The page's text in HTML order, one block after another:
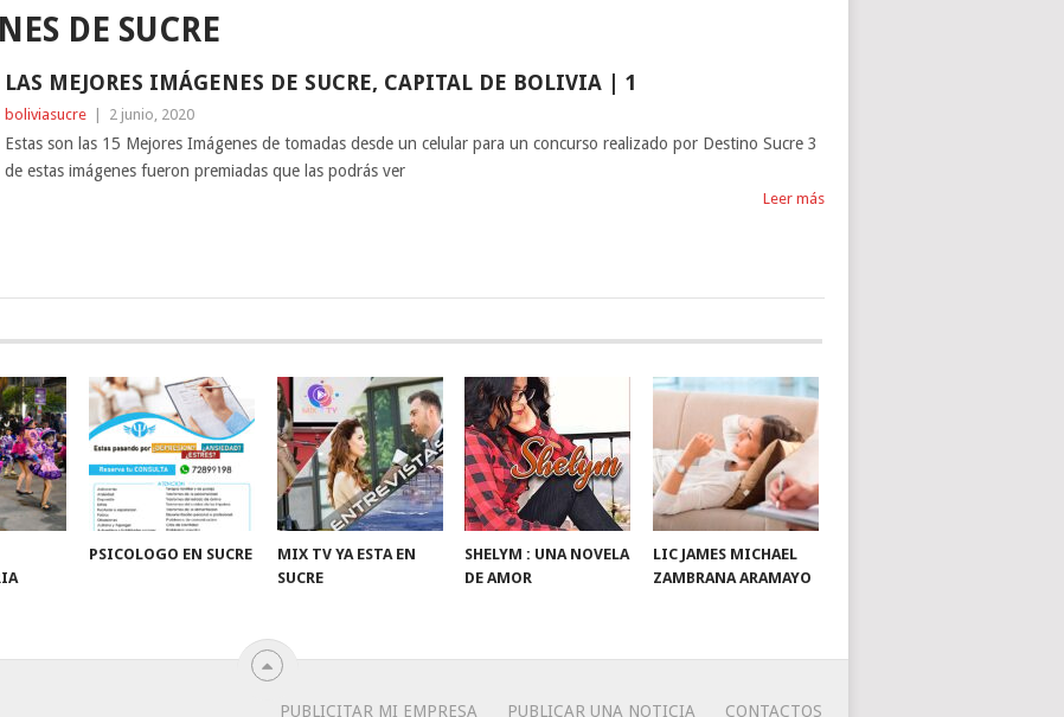
DE SUCRE
LAS MEJORES IMÁGENES DE SUCRE, CAPITAL DE BOLIVIA | 1
boliviasucre 2 junio, 2020
Estas son las 15 Mejores Imágenes de tomadas desde un celular para un concurso realizado por Destino Sucre 3
de estas imágenes fueron premiadas que las podrás ver
Leer más
PSICOLOGO EN SUCRE
MIX TV YA ESTA EN
SUCRE
SHELYM : UNA NOVELA
DE AMOR
LIC JAMES MICHAEL
ZAMBRANA ARAMAYO
PUBLICITAR MI EMPRESA PUBLICAR UNA NOTICIA CONTACTOS